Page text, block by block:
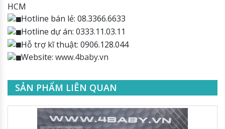
HCM
Hotline bán lẻ: 08.3366.6633
Hotline dự án: 0333.11.03.11
Hỗ trợ kĩ thuật: 0906.128.044
Website: www.4baby.vn
SẢN PHẨM LIÊN QUAN